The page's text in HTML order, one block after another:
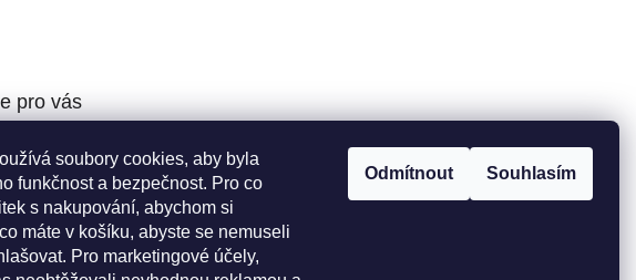
soubory cookies, aby byla
funkčnost a bezpečnost. Pro co
s nakupování, abychom si
máte v košíku, abyste se nemuseli
Pro marketingové účely,
Odmítnout Souhlasím
pro vás
osobních
řád
výběr koleček